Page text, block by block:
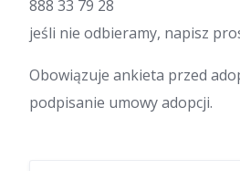
888 33 79 28
jeśli nie odbieramy, napisz
Obowiązuje ankieta przed
podpisanie umowy adopcji.